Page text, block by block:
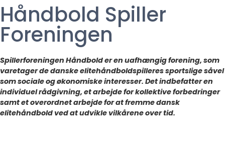
Håndbold Spiller
Foreningen
Spillerforeningen Håndbold er en uafhængig forening, som
varetager de danske elitehåndboldspilleres sportslige såvel
som sociale og økonomiske interesser. Det indbefatter en
individuel rådgivning, et arbejde for kollektive forbedringer
samt et overordnet arbejde for at fremme dansk
elitehåndbold ved at udvikle vilkårene over tid.